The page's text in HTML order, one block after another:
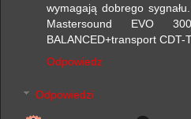
wymagają dobrego
Mastersound EVO
BALANCED+transport CDT-
Odpowiedz
Odpowiedzi